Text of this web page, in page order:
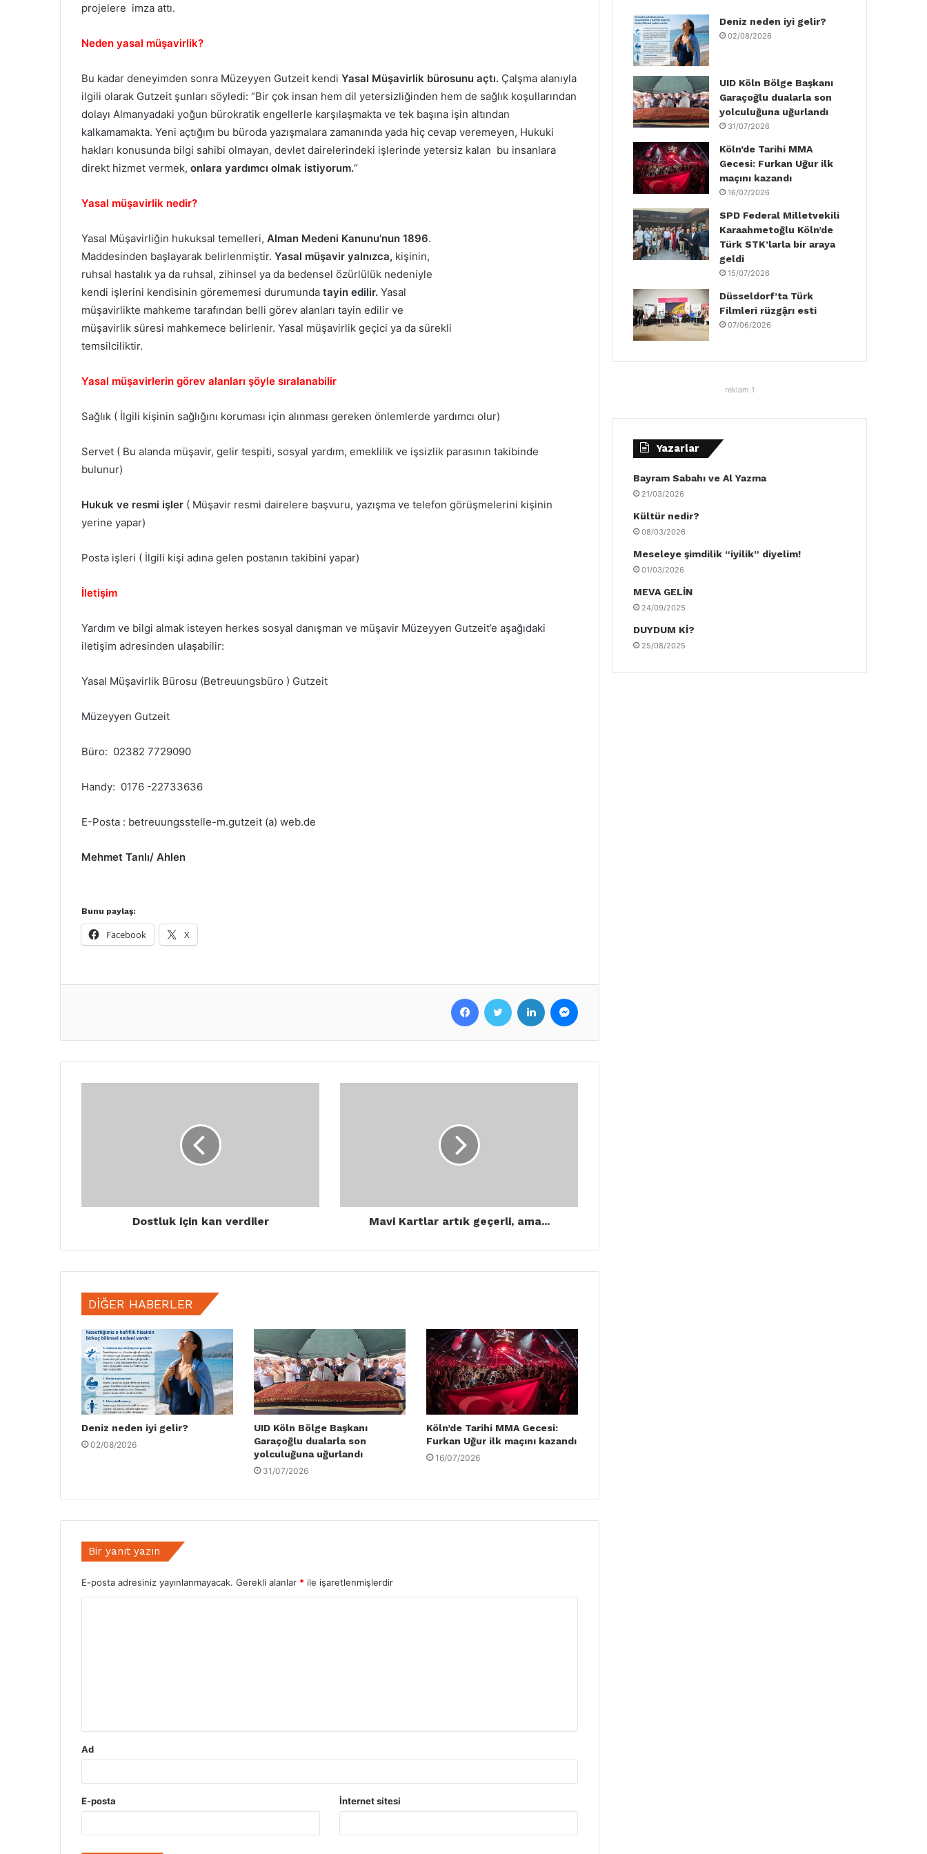
projelere imza attı.
Neden yasal müşavirlik?
Bu kadar deneyimden sonra Müzeyyen Gutzeit kendi Yasal Müşavirlik bürosunu açtı. Çalşma alanıyla
ilgili olarak Gutzeit şunları söyledi: “Bir çok insan hem dil yetersizliğinden hem de sağlık koşullarından
dolayı Almanyadaki yoğun bürokratik engellerle karşılaşmakta ve tek başına işin altından
kalkamamakta. Yeni açtığım bu büroda yazışmalara zamanında yada hiç cevap veremeyen, Hukuki
hakları konusunda bilgi sahibi olmayan, devlet dairelerindeki işlerinde yetersiz kalan bu insanlara
direkt hizmet vermek, onlara yardımcı olmak istiyorum.“
Yasal müşavirlik nedir?
Yasal Müşavirliğin hukuksal temelleri, Alman Medeni Kanunu’nun 1896.
Maddesinden başlayarak belirlenmiştir. Yasal müşavir yalnızca, kişinin,
ruhsal hastalık ya da ruhsal, zihinsel ya da bedensel özürlülük nedeniyle
kendi işlerini kendisinin görememesi durumunda tayin edilir. Yasal
müşavirlikte mahkeme tarafından belli görev alanları tayin edilir ve
müşavirlik süresi mahkemece belirlenir. Yasal müşavirlik geçici ya da sürekli
temsilciliktir.
Yasal müşavirlerin görev alanları şöyle sıralanabilir
Sağlık ( İlgili kişinin sağlığını koruması için alınması gereken önlemlerde yardımcı olur)
Servet ( Bu alanda müşavir, gelir tespiti, sosyal yardım, emeklilik ve işsizlik parasının takibinde
bulunur)
Hukuk ve resmi işler ( Müşavir resmi dairelere başvuru, yazışma ve telefon görüşmelerini kişinin
yerine yapar)
Posta işleri ( İlgili kişi adına gelen postanın takibini yapar)
İletişim
Yardım ve bilgi almak isteyen herkes sosyal danışman ve müşavir Müzeyyen Gutzeit’e aşağıdaki
iletişim adresinden ulaşabilir:
Yasal Müşavirlik Bürosu (Betreuungsbüro ) Gutzeit
Müzeyyen Gutzeit
Büro: 02382 7729090
Handy: 0176 -22733636
E-Posta : betreuungsstelle-m.gutzeit (a) web.de
Mehmet Tanlı/ Ahlen
Bunu paylaş:
Facebook X
Dostluk için kan verdiler Mavi Kartlar artık geçerli, ama...
DIĞER HABERLER
Deniz neden iyi gelir?
02/08/2026
UID Köln Bölge Başkanı
Garaçoğlu dualarla son
yolculuğuna uğurlandı
31/07/2026
Köln’de Tarihi MMA Gecesi:
Furkan Uğur ilk maçını kazandı
16/07/2026
Bir yanıt yazın
E-posta adresiniz yayınlanmayacak. Gerekli alanlar * ile işaretlenmişlerdir
Ad
E-posta İnternet sitesi
o
o
e
r
d
n
b
g
a
m
k
Deniz neden iyi gelir?
02/08/2026
UID Köln Bölge Başkanı
Garaçoğlu dualarla son
yolculuğuna uğurlandı
31/07/2026
Köln’de Tarihi MMA
Gecesi: Furkan Uğur ilk
maçını kazandı
16/07/2026
SPD Federal Milletvekili
Karaahmetoğlu Köln’de
Türk STK’larla bir araya
geldi
15/07/2026
Düsseldorf’ta Türk
Filmleri rüzgậrı esti
07/06/2026
reklam 1
Yazarlar
Bayram Sabahı ve Al Yazma
21/03/2026
Kültür nedir?
08/03/2026
Meseleye şimdilik “iyilik” diyelim!
01/03/2026
MEVA GELİN
24/09/2025
DUYDUM Kİ?
25/08/2025